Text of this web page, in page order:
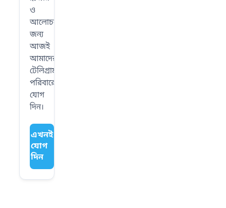
ও
আলোচনার
জন্য
আজই
আমাদের
টেলিগ্রাম
পরিবারে
যোগ
দিন।
এখনই
যোগ
দিন